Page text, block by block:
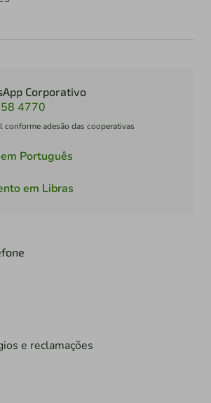
Corporativo
4770
conforme adesão das cooperativas
Português
em Libras
e reclamações